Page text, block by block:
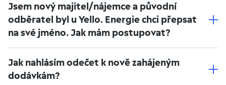
Jsem nový majitel/nájemce a původní
odběratel byl u Yello. Energie chci přepsat
na své jméno. Jak mám postupovat?
Jak nahlásím odečet k nově zahájeným
dodávkám?